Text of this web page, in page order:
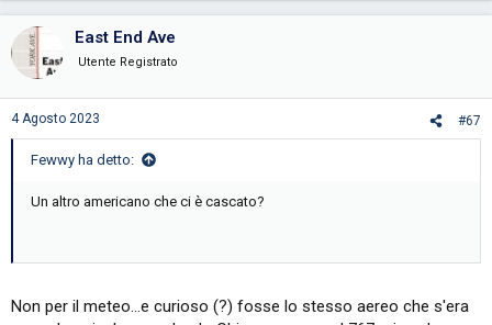
t
i
n
s
East End Ave
Utente Registrato
4 Agosto 2023 #67
Fewwy ha detto:
Un altro americano che ci è cascato?
Non per il meteo...e curioso (?) fosse lo stesso aereo che s'era